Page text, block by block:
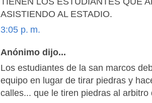
ASISTIENDO AL ESTADIO.
3:05 p. m.
Anónimo dijo...
Los estudiantes de la san marcos
equipo en lugar de tirar piedras y
calles... que le tiren piedras al